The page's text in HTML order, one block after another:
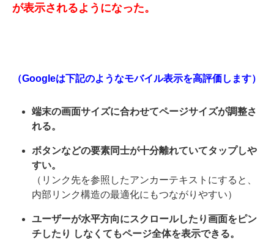
が表示されるようになった。
（Googleは下記のようなモバイル表示を高評価します）
端末の画面サイズに合わせてページサイズが調整さ
れる。
ボタンなどの要素同士が十分離れていてタップしや
すい。
（リンク先を参照したアンカーテキストにすると、
内部リンク構造の最適化にもつながりやすい）
ユーザーが水平方向にスクロールしたり画面をピン
チしたり しなくてもページ全体を表示できる。